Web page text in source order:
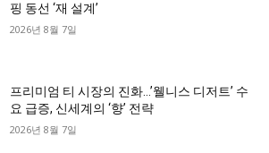
핑 동선 ‘재 설계’
2026년 8월 7일
프리미엄 티 시장의 진화…’웰니스 디저트’ 수
요 급증, 신세계의 ‘향’ 전략
2026년 8월 7일